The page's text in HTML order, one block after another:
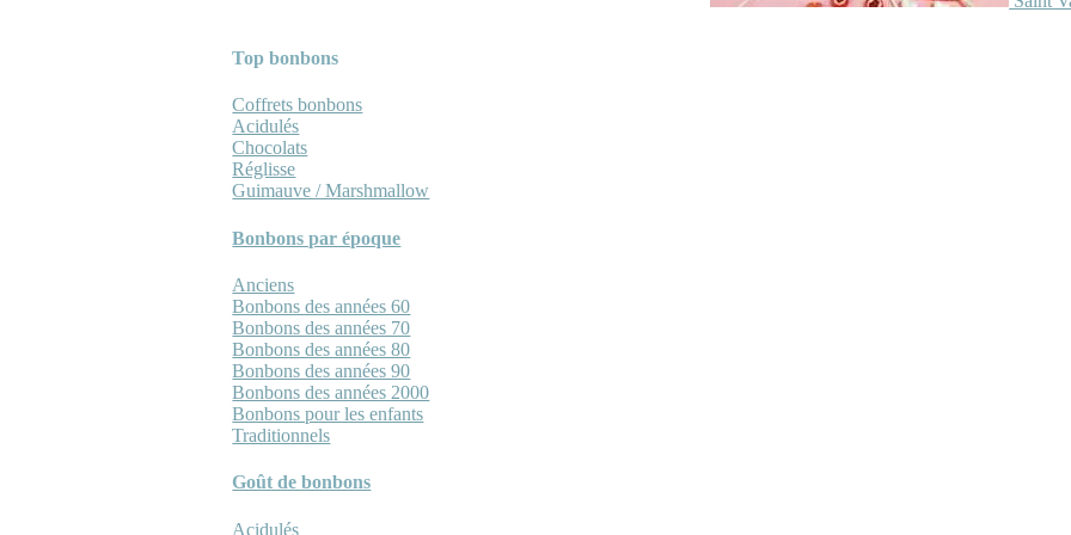
Top bonbons
Coffrets bonbons
Acidulés
Chocolats
Réglisse
Guimauve / Marshmallow
Bonbons par époque
Anciens
Bonbons des années 60
Bonbons des années 70
Bonbons des années 80
Bonbons des années 90
Bonbons des années 2000
Bonbons pour les enfants
Traditionnels
Goût de bonbons
Acidulés